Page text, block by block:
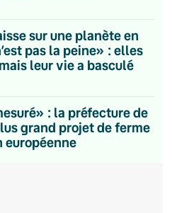
sur une planète en
pas la peine» : elles
leur vie a basculé
: la préfecture de
grand projet de ferme
européenne
newsletters